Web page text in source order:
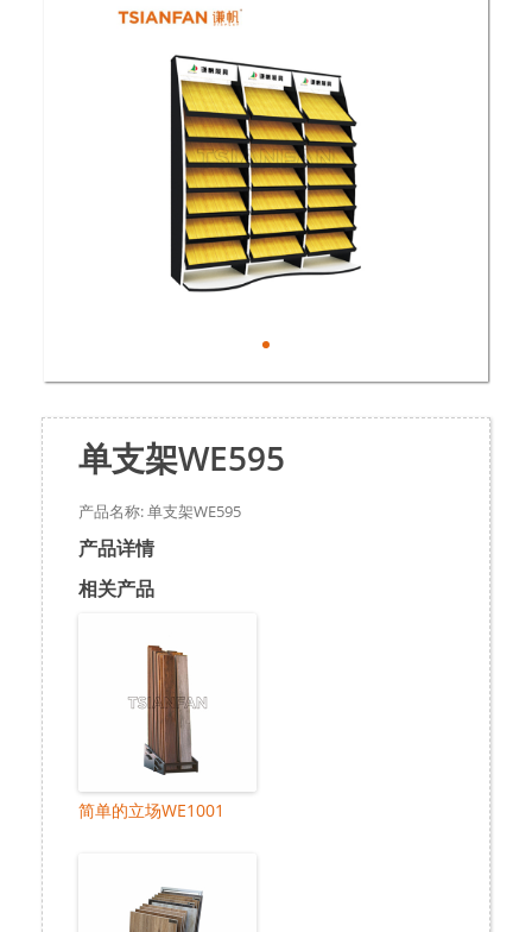
单支架WE595
产品名称: 单支架WE595
产品详情
相关产品
简单的立场WE1001